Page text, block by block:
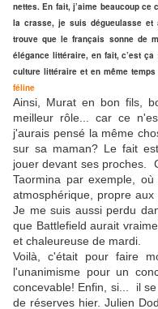
nettes. En fait, j’aime beaucoup
la crasse, je suis dégueulasse
trouve que le français sonne de
élégance littéraire, en fait, c’est
culture littéraire et en même
féline
Ainsi, Murat en bon fils,
meilleur rôle... car ce
j'aurais pensé la même
sur sa maman? Le fait
jouer devant ses proches.
Taormina par exemple,
atmosphérique, propre
Je me suis aussi perdu
que Battlefield aurait
et chaleureuse de mardi.
Voilà, c'était pour faire
l'unanimisme pour un
concevable! Enfin, si... il
de réserves hier. Julien